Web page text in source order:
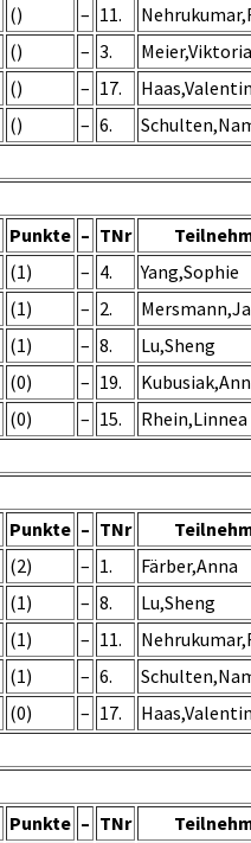
() – 11.
() – 3.
Meier,Viktoria
() – 17.
() – 6.
Punkte – TNr
(1) – 4.
Yang,Sophie
(1) – 2.
(1) – 8.
Lu,Sheng
(0) – 19.
(0) – 15. Rhein,Linnea
Punkte – TNr
(2) – 1.
Färber,Anna
(1) – 8.
Lu,Sheng
(1) – 11.
(1) – 6.
(0) – 17.
Punkte – TNr